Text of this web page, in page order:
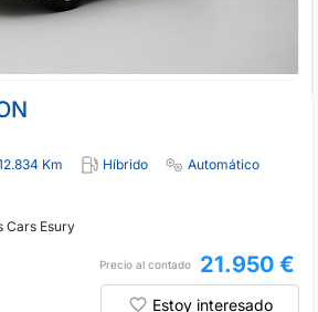
Km Híbrido
Automático
Cars Esury
Precio al contado 21.950 €
Estoy interesado